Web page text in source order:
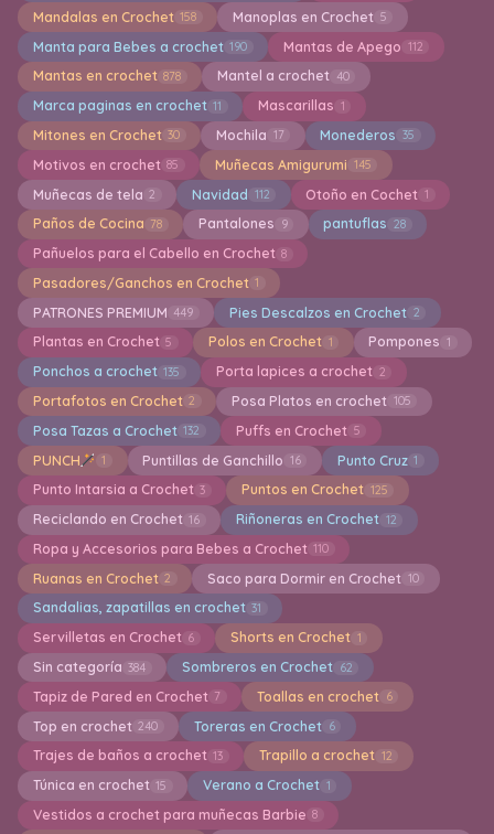
Mandalas en Crochet 158 Manoplas en Crochet 5
Manta para Bebes a crochet 190 Mantas de Apego 112
Mantas en crochet 878 Mantel a crochet 40
Marca paginas en crochet 11 Mascarillas 1
Mitones en Crochet 30 Mochila 17 Monederos 35
Motivos en crochet 85 Muñecas Amigurumi 145
Muñecas de tela 2 Navidad 112 Otoño en Cochet 1
Paños de Cocina 78 Pantalones 9 pantuflas 28
Pañuelos para el Cabello en Crochet 8
Pasadores/Ganchos en Crochet 1
PATRONES PREMIUM 449 Pies Descalzos en Crochet 2
Plantas en Crochet 5 Polos en Crochet 1 Pompones 1
Ponchos a crochet 135 Porta lapices a crochet 2
Portafotos en Crochet 2 Posa Platos en crochet 105
Posa Tazas a Crochet 132 Puffs en Crochet 5
PUNCH 1 Puntillas de Ganchillo 16 Punto Cruz 1
Punto Intarsia a Crochet 3 Puntos en Crochet 125
Reciclando en Crochet 16 Riñoneras en Crochet 12
Ropa y Accesorios para Bebes a Crochet 110
Ruanas en Crochet 2 Saco para Dormir en Crochet 10
Sandalias, zapatillas en crochet 31
Servilletas en Crochet 6 Shorts en Crochet 1
Sin categoría 384 Sombreros en Crochet 62
Tapiz de Pared en Crochet 7 Toallas en crochet 6
Top en crochet 240 Toreras en Crochet 6
Trajes de baños a crochet 13 Trapillo a crochet 12
Túnica en crochet 15 Verano a Crochet 1
Vestidos a crochet para muñecas Barbie 8